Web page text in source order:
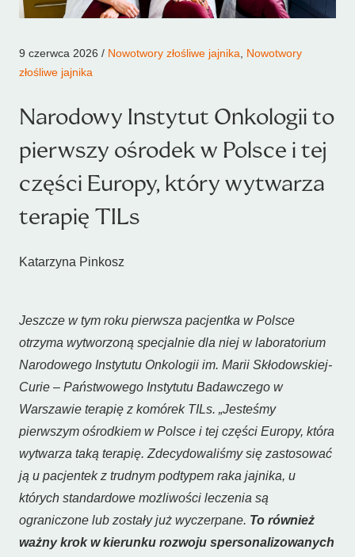
9 czerwca 2026 / Nowotwory złośliwe jajnika
Nowotwory
złośliwe jajnika
Narodowy Instytut Onkologii to
pierwszy ośrodek w Polsce i tej
części Europy, który wytwarza
terapię TILs
Katarzyna Pinkosz
Jeszcze w tym roku pierwsza pacjentka w Polsce
otrzyma wytworzoną specjalnie dla niej w laboratorium
Narodowego Instytutu Onkologii im. Marii Skłodowskiej-
Curie – Państwowego Instytutu Badawczego w
Warszawie terapię z komórek TILs. „Jesteśmy
pierwszym ośrodkiem w Polsce i tej części Europy, która
wytwarza taką terapię. Zdecydowaliśmy się zastosować
ją u pacjentek z trudnym podtypem raka jajnika, u
których standardowe możliwości leczenia są
ograniczone lub zostały już wyczerpane. To również
ważny krok w kierunku rozwoju spersonalizowanych